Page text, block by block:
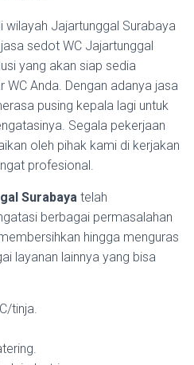
wilayah Jajartunggal Surabaya
sedot WC Jajartunggal
yang akan siap sedia
Anda. Dengan adanya jasa
pusing kepala lagi untuk
Segala pekerjaan
oleh pihak kami di kerjakan
profesional.
Surabaya telah
berbagai permasalahan
hingga menguras
layanan lainnya yang bisa
tinja.